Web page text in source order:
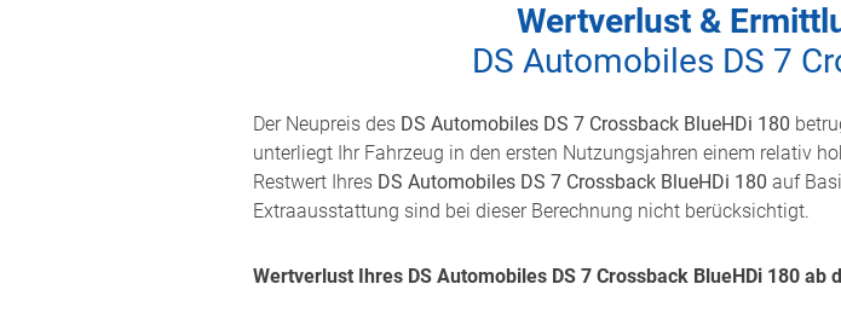
Wertverlust &
DS Automobiles DS 7
Der Neupreis des DS Automobiles DS 7 Crossback BlueHDi 180
unterliegt Ihr Fahrzeug in den ersten Nutzungsjahren einem relativ
Restwert Ihres DS Automobiles DS 7 Crossback BlueHDi 180 auf
Extraausstattung sind bei dieser Berechnung nicht berücksichtigt.
Wertverlust Ihres DS Automobiles DS 7 Crossback BlueHDi 180 ab